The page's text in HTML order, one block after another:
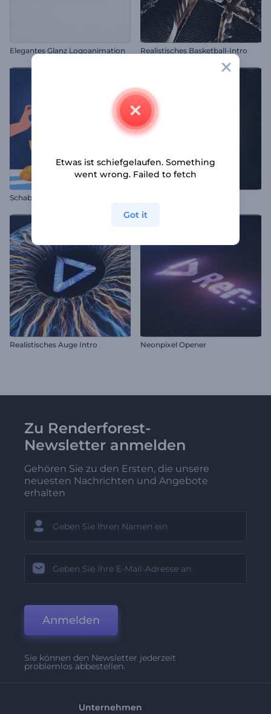
Elegantes Glanz Logoanimation Realistisches Basketball-Intro
Schabbat Shalom Animationen
Realistisches Auge Intro Neonpixel Opener
Zu Renderforest-
Newsletter anmelden
Gehören Sie zu den Ersten, die unsere
neuesten Nachrichten und Angebote
erhalten
Anmelden
Sie können den Newsletter jederzeit
problemlos abbestellen.
Unternehmen
Etwas ist schiefgelaufen. Something
went wrong. Failed to fetch
Got it